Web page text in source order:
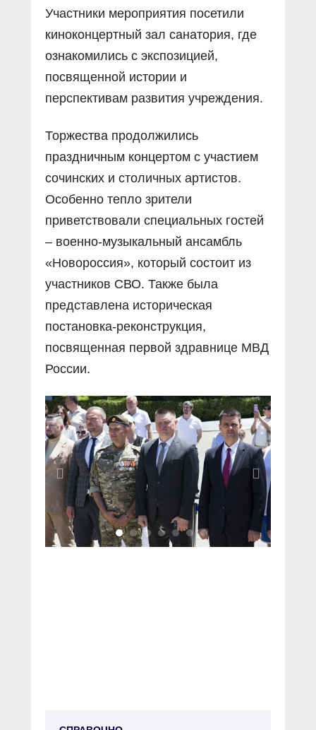
Участники мероприятия посетили
киноконцертный зал санатория, где
ознакомились с экспозицией,
посвященной истории и
перспективам развития учреждения.
Торжества продолжились
праздничным концертом с участием
сочинских и столичных артистов.
Особенно тепло зрители
приветствовали специальных гостей
– военно-музыкальный ансамбль
«Новороссия», который состоит из
участников СВО. Также была
представлена историческая
постановка-реконструкция,
посвященная первой здравнице МВД
России.